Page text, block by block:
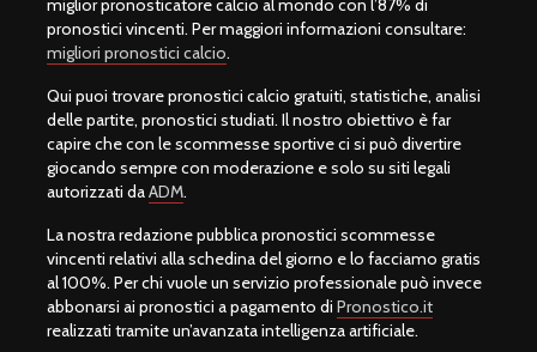
miglior pronosticatore calcio al mondo con l’87% di
pronostici vincenti. Per maggiori informazioni consultare:
migliori pronostici calcio.
Qui puoi trovare pronostici calcio gratuiti, statistiche, analisi
delle partite, pronostici studiati. Il nostro obiettivo è far
capire che con le scommesse sportive ci si può divertire
giocando sempre con moderazione e solo su siti legali
autorizzati daADM.
La nostra redazione pubblica pronostici scommesse
vincenti relativi alla schedina del giorno e lo facciamo gratis
al 100%. Per chi vuole un servizio professionale può invece
abbonarsi ai pronostici a pagamento di Pronostico.it
realizzati tramite un’avanzata intelligenza artificiale.